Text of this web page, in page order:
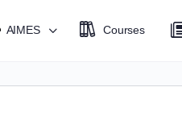
AIMES Courses